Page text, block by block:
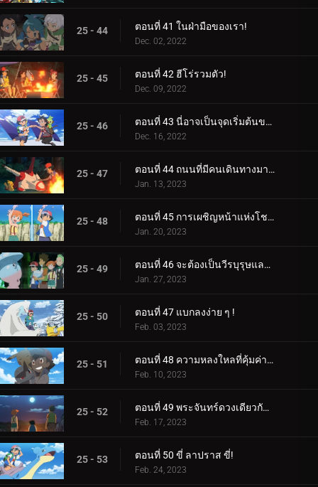
25 - 44 ตอนที่ 41 ในฝ่ามือของเรา!
Dec. 02, 2022
25 - 45 ตอนที่ 42 ฮีโร่รวมตัว!
Dec. 09, 2022
25 - 46 ตอนที่ 43 นี่อาจเป็นจุดเริ่มต้นของสิ่งที่ยิ่งใหญ่!
Dec. 16, 2022
25 - 47 ตอนที่ 44 ถนนที่มีคนเดินทางมากที่สุด!
Jan. 13, 2023
25 - 48 ตอนที่ 45 การเผชิญหน้าแห่งโชคชะตา!
Jan. 20, 2023
25 - 49 ตอนที่ 46 จะต้องเป็นวีรบุรุษและแม่มดของเรา!
Jan. 27, 2023
25 - 50 ตอนที่ 47 แบกลงง่าย ๆ !
Feb. 03, 2023
25 - 51 ตอนที่ 48 ความหลงใหลที่คุ้มค่าของหน่วย!
Feb. 10, 2023
25 - 52 ตอนที่ 49 พระจันทร์ดวงเดียวกัน บัดนี้และตลอดไป!
Feb. 17, 2023
25 - 53 ตอนที่ 50 ขี่ ลาปราส ขี่!
Feb. 24, 2023